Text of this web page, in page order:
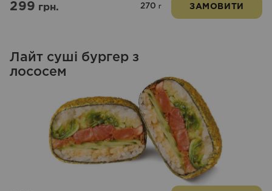
299грн. 270 г ЗАМОВИТИ
Лайт суші бургер з
лососем